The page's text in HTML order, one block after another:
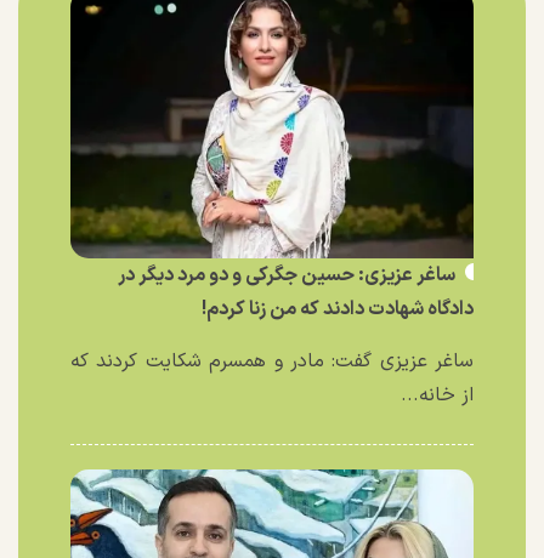
ساغر عزیزی: حسین جگرکی و دو مرد دیگر در
دادگاه شهادت دادند که من زنا کردم!
ساغر عزیزی گفت: مادر و همسرم شکایت کردند که
از خانه...